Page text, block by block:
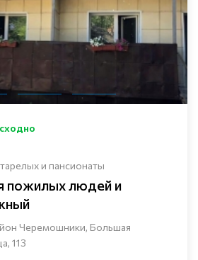
и пансионаты
пожилых людей и
Черемошники, Большая
113